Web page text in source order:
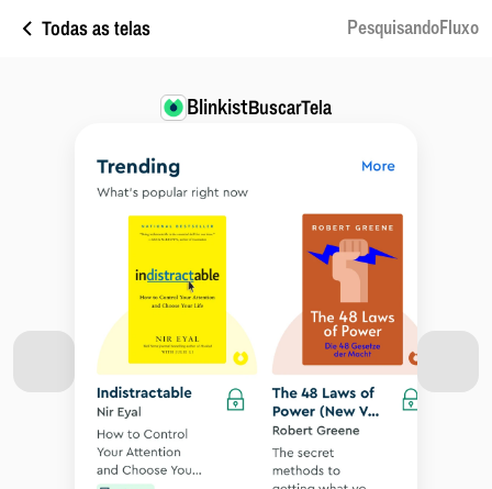
Todas as telas PesquisandoFluxo
BlinkistBuscarTela